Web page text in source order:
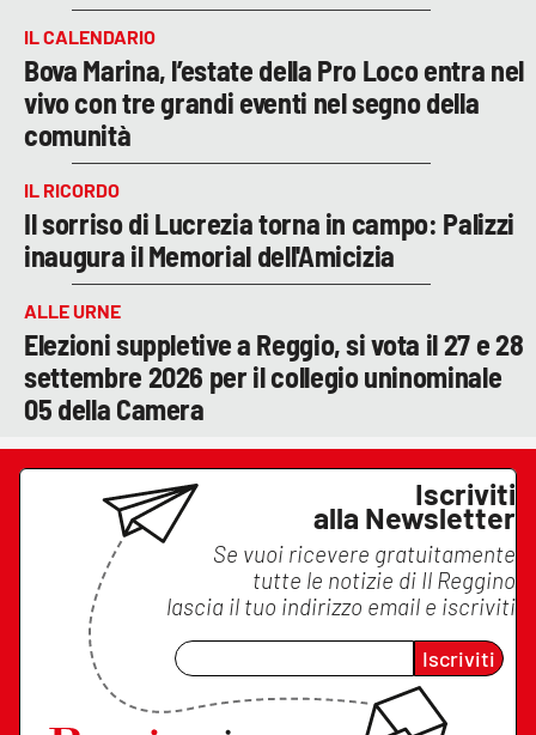
IL CALENDARIO
Bova Marina, l’estate della Pro Loco entra nel
vivo con tre grandi eventi nel segno della
comunità
IL RICORDO
Il sorriso di Lucrezia torna in campo: Palizzi
inaugura il Memorial dell'Amicizia
ALLE URNE
Elezioni suppletive a Reggio, si vota il 27 e 28
settembre 2026 per il collegio uninominale
05 della Camera
Iscriviti
alla Newsletter
Se vuoi ricevere gratuitamente
tutte le notizie di Il Reggino
lascia il tuo indirizzo email e iscriviti
Iscriviti